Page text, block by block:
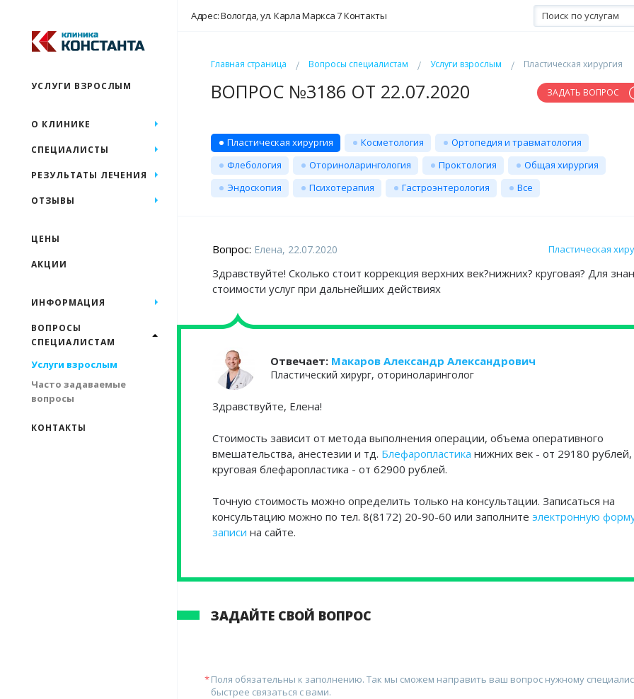
Адрес: Вологда, ул. Карла Маркса 7Контакты
Главная страница Вопросы специалистам Услуги взрослым Пластическая хирургия
ВОПРОС №3186 ОТ 22.07.2020 ЗАДАТЬ ВОПРОС
Пластическая хирургия Косметология
Ортопедия и травматология
Флебология
Оториноларингология Проктология
Общая хирургия
Эндоскопия
Психотерапия Гастроэнтерология Все
Вопрос: Елена, 22.07.2020 Пластическая
Здравствуйте! Сколько стоит коррекция верхних век?нижних? круговая? Для
стоимости услуг при дальнейших действиях
Отвечает: Макаров Александр Александрович
Пластический хирург, оториноларинголог
Здравствуйте, Елена!
Стоимость зависит от метода выполнения операции, объема оперативного
вмешательства, анестезии и тд. Блефаропластика нижних век - от 29180 рублей,
круговая блефаропластика - от 62900 рублей.
Точную стоимость можно определить только на консультации. Записаться на
консультацию можно по тел. 8(8172) 20-90-60 или заполните электронную
записи на сайте.
ЗАДАЙТЕ СВОЙ ВОПРОС
Поля обязательны к заполнению. Так мы сможем направить ваш вопрос нужному
быстрее связаться с вами.
УСЛУГИ ВЗРОСЛЫМ
О КЛИНИКЕ
СПЕЦИАЛИСТЫ
РЕЗУЛЬТАТЫ ЛЕЧЕНИЯ
ОТЗЫВЫ
ЦЕНЫ
АКЦИИ
ИНФОРМАЦИЯ
ВОПРОСЫ
СПЕЦИАЛИСТАМ
Услуги взрослым
Часто задаваемые
вопросы
КОНТАКТЫ